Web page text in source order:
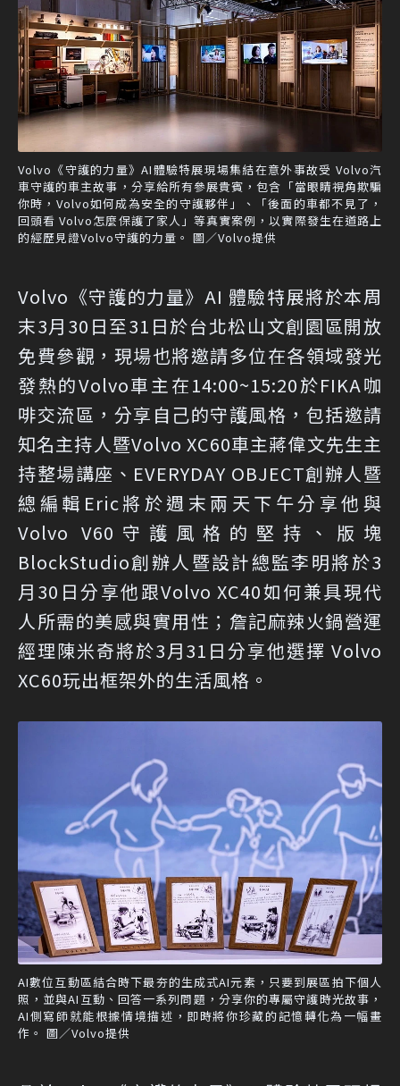
Volvo《守護的力量》AI體驗特展現場集結在意外事故受 Volvo汽
車守護的車主故事，分享給所有參展貴賓，包含「當眼睛視角欺騙
你時，Volvo如何成為安全的守護夥伴」、「後面的車都不見了，
回頭看 Volvo怎麼保護了家人」等真實案例，以實際發生在道路上
的經歷見證Volvo守護的力量。 圖／Volvo提供
Volvo《守護的力量》AI 體驗特展將於本周
末3月30日至31日於台北松山文創園區開放
免費參觀，現場也將邀請多位在各領域發光
發熱的Volvo車主在14:00~15:20於FIKA咖
啡交流區，分享自己的守護風格，包括邀請
知名主持人暨Volvo XC60車主蔣偉文先生主
持整場講座、EVERYDAY OBJECT創辦人暨
總編輯Eric將於週末兩天下午分享他與
Volvo V60守護風格的堅持、版塊
BlockStudio創辦人暨設計總監李明將於3
月30日分享他跟Volvo XC40如何兼具現代
人所需的美感與實用性；詹記麻辣火鍋營運
經理陳米奇將於3月31日分享他選擇 Volvo
XC60玩出框架外的生活風格。
AI數位互動區結合時下最夯的生成式AI元素，只要到展區拍下個人
照，並與AI互動、回答一系列問題，分享你的專屬守護時光故事，
AI側寫師就能根據情境描述，即時將你珍藏的記憶轉化為一幅畫
作。 圖／Volvo提供